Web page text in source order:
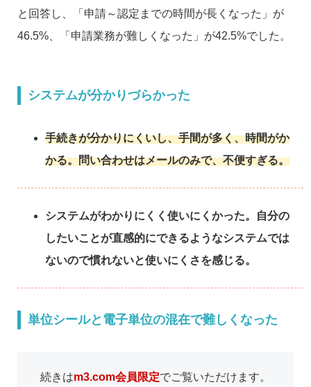
と回答し、「申請～認定までの時間が長くなった」が
46.5%、「申請業務が難しくなった」が42.5%でした。
システムが分かりづらかった
手続きが分かりにくいし、手間が多く、時間がか
かる。問い合わせはメールのみで、不便すぎる。
システムがわかりにくく使いにくかった。自分の
したいことが直感的にできるようなシステムでは
ないので慣れないと使いにくさを感じる。
単位シールと電子単位の混在で難しくなった
続きはm3.com会員限定でご覧いただけます。